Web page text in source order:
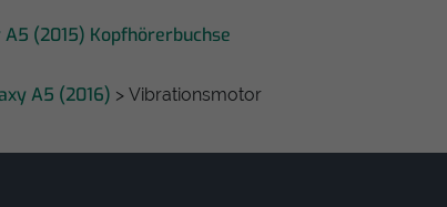
A5 (2015) Kopfhörerbuchse
A5 (2016) > Vibrationsmotor